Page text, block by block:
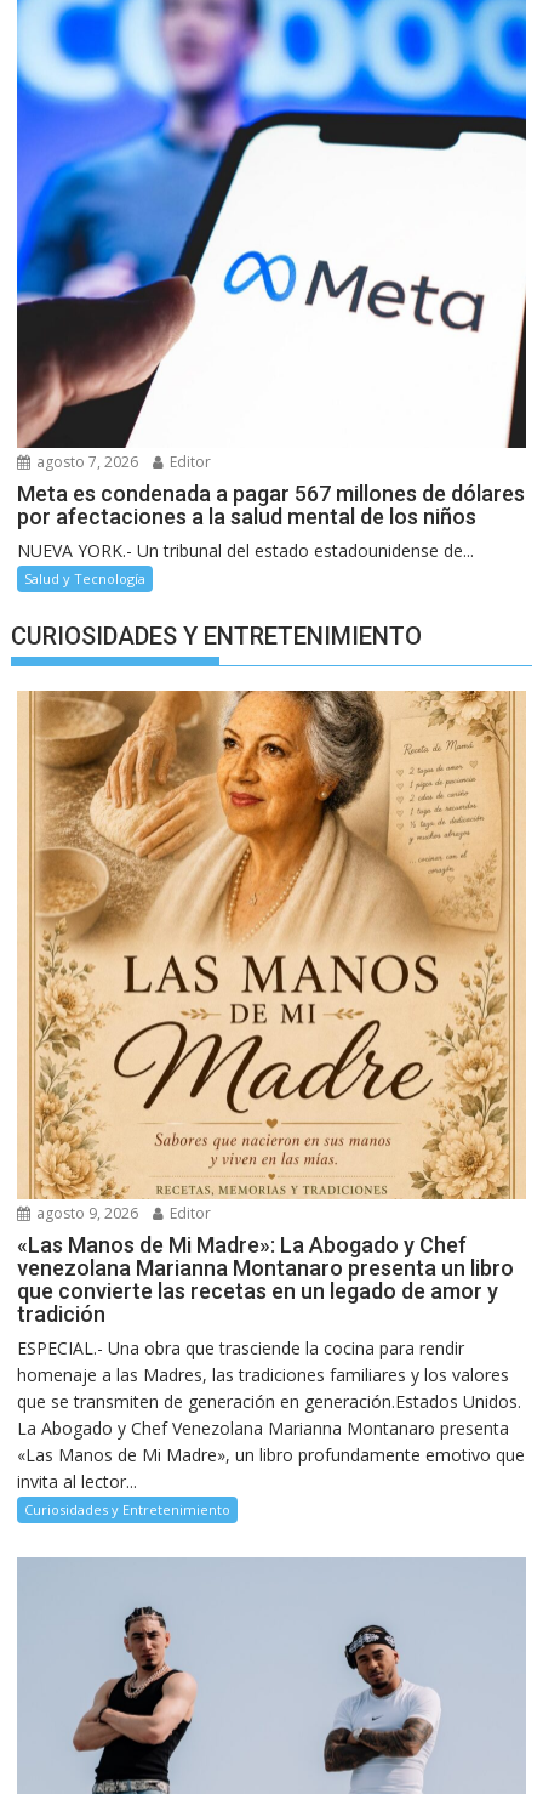
agosto 7, 2026 Editor
Meta es condenada a pagar 567 millones de dólares
por afectaciones a la salud mental de los niños
NUEVA YORK.- Un tribunal del estado estadounidense de...
Salud y Tecnología
CURIOSIDADES Y ENTRETENIMIENTO
agosto 9, 2026 Editor
«Las Manos de Mi Madre»: La Abogado y Chef
venezolana Marianna Montanaro presenta un libro
que convierte las recetas en un legado de amor y
tradición
ESPECIAL.- Una obra que trasciende la cocina para rendir
homenaje a las Madres, las tradiciones familiares y los valores
que se transmiten de generación en generación.Estados Unidos.
La Abogado y Chef Venezolana Marianna Montanaro presenta
«Las Manos de Mi Madre», un libro profundamente emotivo que
invita al lector...
Curiosidades y Entretenimiento